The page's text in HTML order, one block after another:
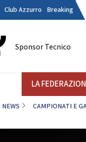
Club Azzurro Breaking
Sponsor Tecnico
LA
NEWS CAMPIONATI E
Tesseramento